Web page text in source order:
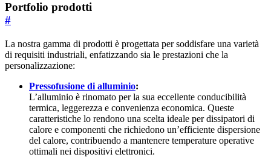
Portfolio prodotti
#
La nostra gamma di prodotti è progettata per soddisfare una varietà
di requisiti industriali, enfatizzando sia le prestazioni che la
personalizzazione:
Pressofusione di alluminio:
L’alluminio è rinomato per la sua eccellente conducibilità
termica, leggerezza e convenienza economica. Queste
caratteristiche lo rendono una scelta ideale per dissipatori di
calore e componenti che richiedono un’efficiente dispersione
del calore, contribuendo a mantenere temperature operative
ottimali nei dispositivi elettronici.